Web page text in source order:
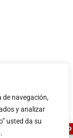
de navegación,
y analizar
usted da su
ASESOR FERRETERO